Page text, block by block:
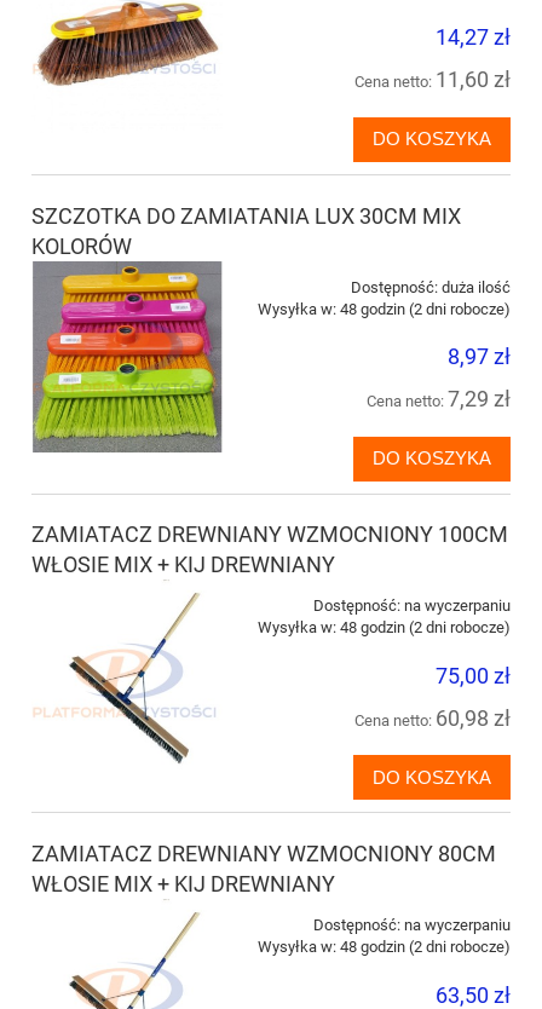
14,27 zł
Cena netto: 11,60 zł
DO KOSZYKA
SZCZOTKA DO ZAMIATANIA LUX 30CM MIX
KOLORÓW
Dostępność: duża ilość
Wysyłka w: 48 godzin (2 dni robocze)
8,97 zł
Cena netto: 7,29 zł
DO KOSZYKA
ZAMIATACZ DREWNIANY WZMOCNIONY 100CM
WŁOSIE MIX + KIJ DREWNIANY
Dostępność: na wyczerpaniu
Wysyłka w: 48 godzin (2 dni robocze)
75,00 zł
Cena netto: 60,98 zł
DO KOSZYKA
ZAMIATACZ DREWNIANY WZMOCNIONY 80CM
WŁOSIE MIX + KIJ DREWNIANY
Dostępność: na wyczerpaniu
Wysyłka w: 48 godzin (2 dni robocze)
63,50 zł